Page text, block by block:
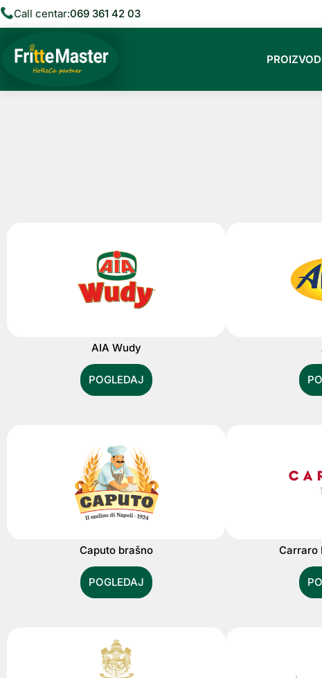
Call centar:069 361 42 03
AIA Wudy
POGLEDAJ
Caputo brašno
POGLEDAJ
Carraro